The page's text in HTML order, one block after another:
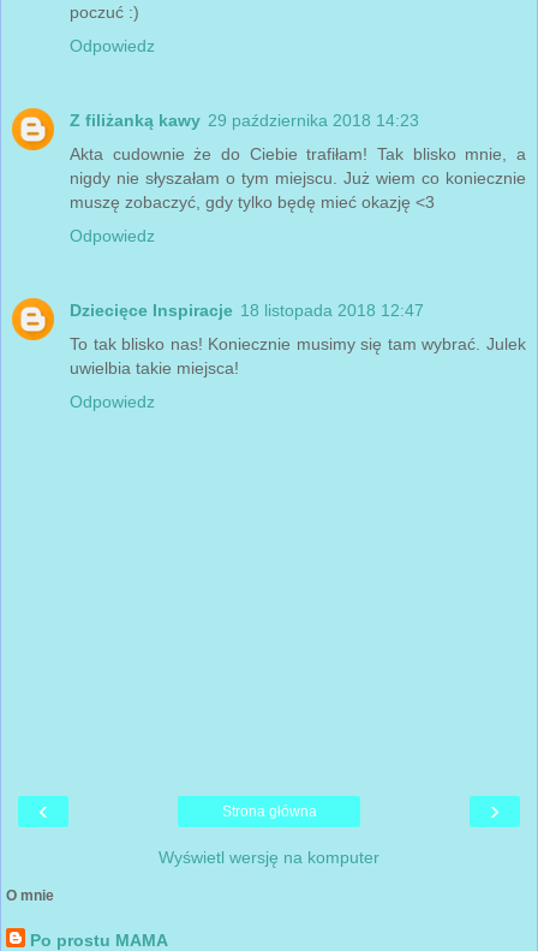
poczuć :)
Odpowiedz
Z filiżanką kawy 29 października 2018 14:23
Akta cudownie że do Ciebie trafiłam! Tak blisko mnie, a
nigdy nie słyszałam o tym miejscu. Już wiem co koniecznie
muszę zobaczyć, gdy tylko będę mieć okazję <3
Odpowiedz
Dziecięce Inspiracje 18 listopada 2018 12:47
To tak blisko nas! Koniecznie musimy się tam wybrać. Julek
uwielbia takie miejsca!
Odpowiedz
‹ ›
Strona główna
Wyświetl wersję na komputer
O mnie
Po prostu MAMA